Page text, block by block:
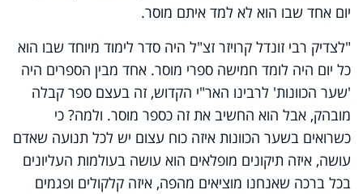
יום אחד שבו הוא לא למד איתם מוסר.
"לצדיק רבי זונדל קרויזר זצ"ל היה סדר לימוד מיוחד שבו הוא
כל יום היה לומד חמישה ספרי מוסר. אחד מבין הספרים היה
'שער הכוונות' לרבינו האר"י הקדוש, זה בעצם ספר קבלה
מובהק, אבל הוא החשיב את זה כספר מוסר. ולמה? כי
כשרואים בשער הכוונות איזה כוח עצום יש לכל תנועה שאדם
עושה, איזה תיקונים מופלאים הוא עושה בעולמות העליונים
בכל ברכה שאנחנו מוציאים מהפה, איזה קלקולים ופגמים